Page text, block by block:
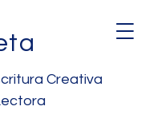
Creativa